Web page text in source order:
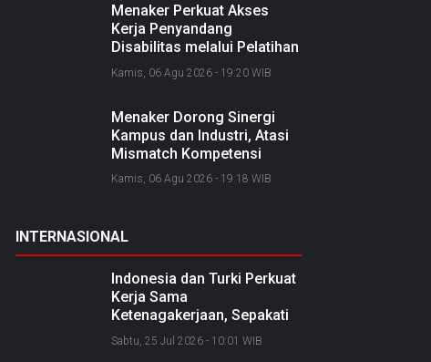
sebagai Kabupaten Kreatif
Menaker Perkuat Akses
Kerja Penyandang
Disabilitas melalui Pelatihan
dan Kemitraan Industri
Kamis, 06 Agu 2026 - 19:20 WIB
Menaker Dorong Sinergi
Kampus dan Industri, Atasi
Mismatch Kompetensi
Lulusan dengan Dunia Kerja
Kamis, 06 Agu 2026 - 19:18 WIB
INTERNASIONAL
Indonesia dan Turki Perkuat
Kerja Sama
Ketenagakerjaan, Sepakati
Joint Action Plan 2026–
2027
Sabtu, 25 Jul 2026 - 10:01 WIB